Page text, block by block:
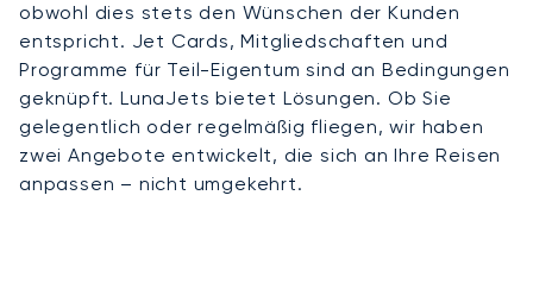
obwohl dies stets den Wünschen der Kunden
entspricht. Jet Cards, Mitgliedschaften und
Programme für Teil-Eigentum sind an Bedingungen
geknüpft. LunaJets bietet Lösungen. Ob Sie
gelegentlich oder regelmäßig fliegen, wir haben
zwei Angebote entwickelt, die sich an Ihre Reisen
anpassen – nicht umgekehrt.